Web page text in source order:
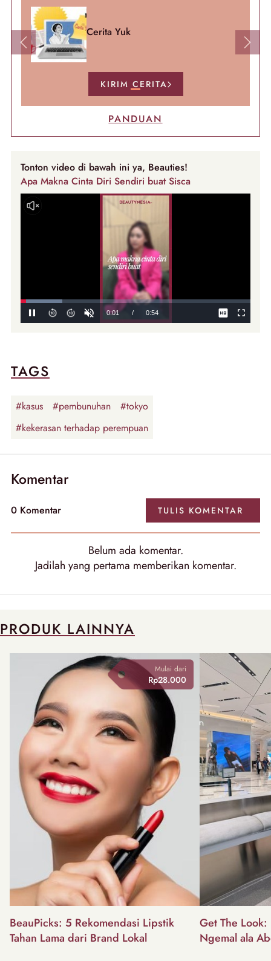
Cerita Yuk
KIRIM CERITA
Previous Next
PANDUAN
Tonton video di bawah ini ya, Beauties!
Apa Makna Cinta Diri Sendiri buat Sisca
TAGS
#kasus #pembunuhan
#tokyo
#kekerasan terhadap perempuan
Komentar
0 Komentar TULIS KOMENTAR
Belum ada komentar.
Jadilah yang pertama memberikan komentar.
PRODUK LAINNYA
Mulai dari
Rp28.000
BeauPicks: 5 Rekomendasi Lipstik
Tahan Lama dari Brand Lokal
Get The
Ngemal ala